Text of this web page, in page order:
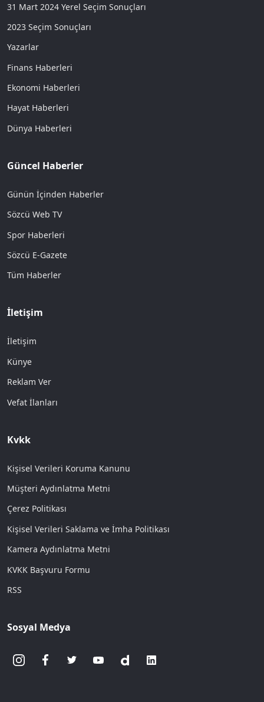
31 Mart 2024 Yerel Seçim Sonuçları
2023 Seçim Sonuçları
Yazarlar
Finans Haberleri
Ekonomi Haberleri
Hayat Haberleri
Dünya Haberleri
Güncel Haberler
Günün İçinden Haberler
Sözcü Web TV
Spor Haberleri
Sözcü E-Gazete
Tüm Haberler
İletişim
İletişim
Künye
Reklam Ver
Vefat İlanları
Kvkk
Kişisel Verileri Koruma Kanunu
Müşteri Aydınlatma Metni
Çerez Politikası
Kişisel Verileri Saklama ve İmha Politikası
Kamera Aydınlatma Metni
KVKK Başvuru Formu
RSS
Sosyal Medya